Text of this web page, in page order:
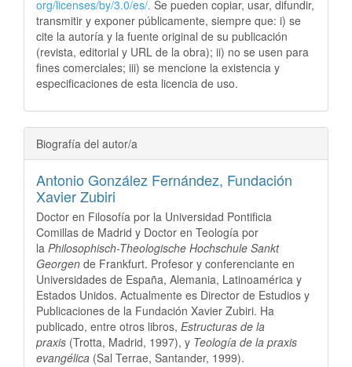
org/licenses/by/3.0/es/. Se pueden copiar, usar, difundir,
transmitir y exponer públicamente, siempre que: i) se
cite la autoría y la fuente original de su publicación
(revista, editorial y URL de la obra); ii) no se usen para
fines comerciales; iii) se mencione la existencia y
especificaciones de esta licencia de uso.
Biografía del autor/a
Antonio González Fernández, Fundación
Xavier Zubiri
Doctor en Filosofía por la Universidad Pontificia
Comillas de Madrid y Doctor en Teología por
la Philosophisch-Theologische Hochschule Sankt
Georgen de Frankfurt. Profesor y conferenciante en
Universidades de España, Alemania, Latinoamérica y
Estados Unidos. Actualmente es Director de Estudios y
Publicaciones de la Fundación Xavier Zubiri. Ha
publicado, entre otros libros, Estructuras de la
praxis (Trotta, Madrid, 1997), y Teología de la praxis
evangélica (Sal Terrae, Santander, 1999).